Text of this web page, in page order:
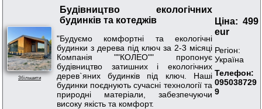
Збільшити
Будівництво екологічних
будинків та котеджів
"Будуємо комфортні та екологічні
будинки з дерева під ключ за 2-3 місяці
Компанія ""КОЛЕО"" пропонує
будівництво затишних і екологічних
дерев`яних будинків під ключ. Наші
будинки поєднують сучасні технології та
природні матеріали, забезпечуючи
високу якість та комфорт.
Ціна: 499
eur
Регіон:
Україна
Телефон:
095038729
9